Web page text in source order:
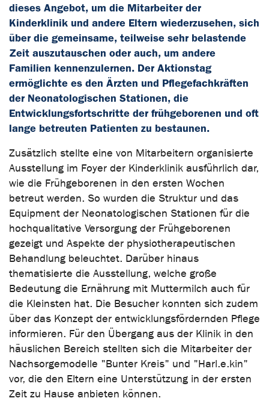
dieses Angebot, um die Mitarbeiter der
Kinderklinik und andere Eltern wiederzusehen, sich
über die gemeinsame, teilweise sehr belastende
Zeit auszutauschen oder auch, um andere
Familien kennenzulernen. Der Aktionstag
ermöglichte es den Ärzten und Pflegefachkräften
der Neonatologischen Stationen, die
Entwicklungsfortschritte der frühgeborenen und oft
lange betreuten Patienten zu bestaunen.
Zusätzlich stellte eine von Mitarbeitern organisierte
Ausstellung im Foyer der Kinderklinik ausführlich dar,
wie die Frühgeborenen in den ersten Wochen
betreut werden. So wurden die Struktur und das
Equipment der Neonatologischen Stationen für die
hochqualitative Versorgung der Frühgeborenen
gezeigt und Aspekte der physiotherapeutischen
Behandlung beleuchtet. Darüber hinaus
thematisierte die Ausstellung, welche große
Bedeutung die Ernährung mit Muttermilch auch für
die Kleinsten hat. Die Besucher konnten sich zudem
über das Konzept der entwicklungsfördernden Pflege
informieren. Für den Übergang aus der Klinik in den
häuslichen Bereich stellten sich die Mitarbeiter der
Nachsorgemodelle "Bunter Kreis" und "Harl.e.kin"
vor, die den Eltern eine Unterstützung in der ersten
Zeit zu Hause anbieten können.